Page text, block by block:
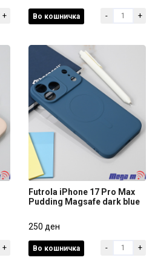
+
250 ден
Во кошничка - +
+
Pudding Magsafe dark blue
250 ден
Futrola iPhone 17 Pro Max
Pudding Magsafe dark blue
250 ден
Во кошничка - +